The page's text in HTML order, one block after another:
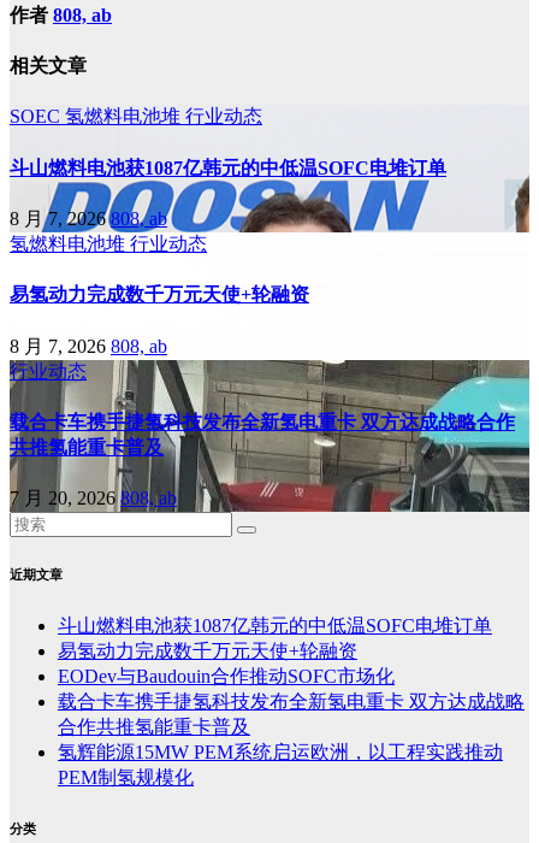
作者 808, ab
相关文章
SOEC 氢燃料电池堆 行业动态
斗山燃料电池获1087亿韩元的中低温SOFC电堆订单
8 月 7, 2026808, ab
氢燃料电池堆 行业动态
易氢动力完成数千万元天使+轮融资
8 月 7, 2026 808, ab
行业动态
载合卡车携手捷氢科技发布全新氢电重卡 双方达成战略合作
共推氢能重卡普及
7 月 20, 2026 808, ab
近期文章
斗山燃料电池获1087亿韩元的中低温SOFC电堆订单
易氢动力完成数千万元天使+轮融资
EODev与Baudouin合作推动SOFC市场化
载合卡车携手捷氢科技发布全新氢电重卡 双方达成战略
合作共推氢能重卡普及
氢辉能源15MW PEM系统启运欧洲，以工程实践推动
PEM制氢规模化
分类